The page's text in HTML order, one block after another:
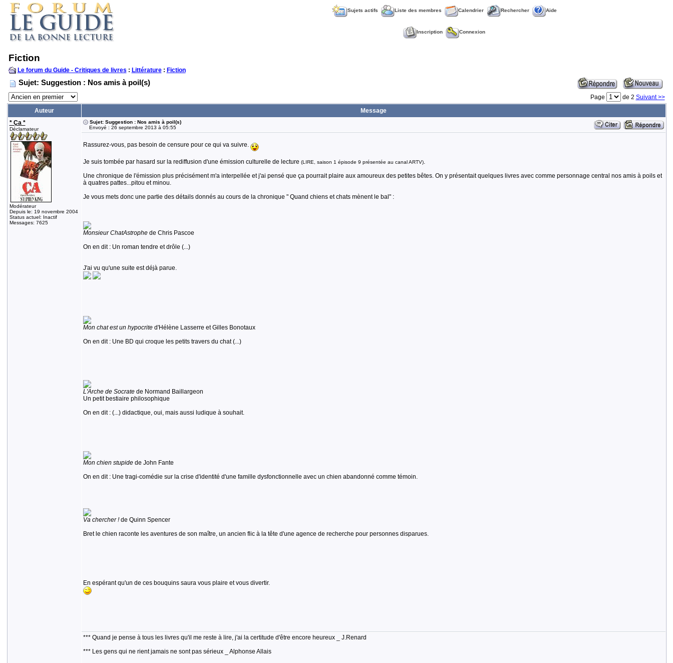
Sujets actifs Liste des membres Calendrier Rechercher Aide
Inscription Connexion
Fiction
Le forum du Guide - Critiques de livres : Littérature: Fiction
Sujet: Suggestion : Nos amis à poil(s)
Page de 2 Suivant >>
Auteur
Message
* Ça *
Déclamateur
Modérateur
Depuis le: 19 novembre 2004
Status actuel: Inactif
Messages: 7625
Sujet: Suggestion : Nos amis à poil(s)
Envoyé : 26 septembre 2013 à 05:55
Rassurez-vous, pas besoin de censure pour ce qui va suivre.
Je suis tombée par hasard sur la rediffusion d'une émission culturelle de lecture (LIRE, saison 1 épisode 9 présentée au canal ARTV).
Une chronique de l'émission plus précisément m'a interpellée et j'ai pensé que ça pourrait plaire aux amoureux des petites bêtes. On y présentait quelques livres avec comme personnage central nos amis à poils et
à quatres pattes...pitou et minou.
Je vous mets donc une partie des détails donnés au cours de la chronique " Quand chiens et chats mènent le bal" :
Monsieur ChatAstrophede Chris Pascoe
On en dit : Un roman tendre et drôle (...)
J'ai vu qu'une suite est déjà parue.
Mon chat est un hypocrited'Hélène Lasserre et Gilles Bonotaux
On en dit : Une BD qui croque les petits travers du chat (...)
L'Arche de Socratede Normand Baillargeon
Un petit bestiaire philosophique
On en dit : (...) didactique, oui, mais aussi ludique à souhait.
Mon chien stupidede John Fante
On en dit : Une tragi-comédie sur la crise d'identité d'une famille dysfonctionnelle avec un chien abandonné comme témoin.
Va chercher !de Quinn Spencer
Bret le chien raconte les aventures de son maître, un ancien flic à la tête d'une agence de recherche pour personnes disparues.
En espérant qu'un de ces bouquins saura vous plaire et vous divertir.
*** Quand je pense à tous les livres qu'il me reste à lire, j'ai la certitude d'être encore heureux _ J.Renard
*** Les gens qui ne rient jamais ne sont pas sérieux _ Alphonse Allais